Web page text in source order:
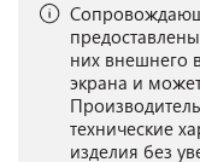
них внешнего
экрана и
технические
изделия без